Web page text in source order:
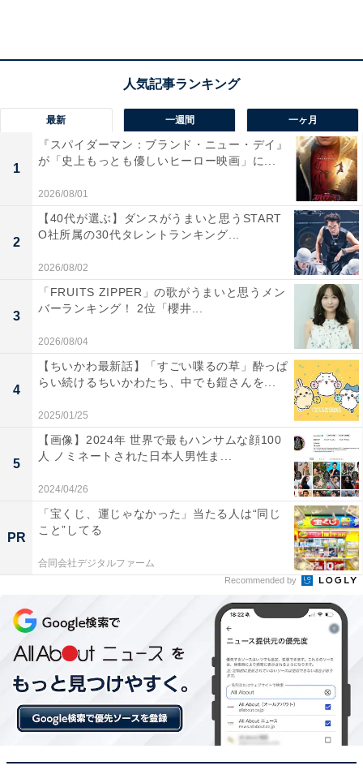
る舞い見事合格しました。
一方、三郎のはからいで、店主・金城順次（志ぃさー）
が切り盛りする沖縄料理店「あまゆ」の二階に下宿する
ことになった暢子。家賃の代わりに店を手伝うのが条件
です。ある晩、店に賢秀がふらりと訪れました。賢秀と
暢子はひしと抱き合って再会を喜びます。「離れていて
も家族」と絆を確かめ合いますが、賢秀の借金問題が発
端となり、長女・良子（川口春奈）は大叔父・賢吉（石
丸謙二郎）から金持ちとの縁談を迫られていました。
そんな良子に、かねてよりアプローチされていた製糖工
場の御曹司・喜納金吾（渡辺大知）から縁談の話がきま
した。良子は想いを寄せる石川博夫（山田裕貴）に相談
しますが、博夫の煮え切らない態度に憤然。良子に好き
な人がいると感づいている暢子や末妹・歌子（上白石萌
そんな中、「フォンターナ」での料理人への道が始まっ
た暢子は、大城から「まずは10日間続けて来ること」と
命じられます。つらくて逃げだすようではやっていけな
いという厳しい指摘に、暢子は「絶対やめません！」と
目を輝かせて宣言するのでした。
最新 一週間 一ヶ月
1
『スパイダーマン：ブランド・ニュー・デイ』
が「史上もっとも優しいヒーロー映画」に...
2026/08/01
2
【40代が選ぶ】ダンスがうまいと思うSTART
O社所属の30代タレントランキング...
2026/08/02
3
「FRUITS ZIPPER」の歌がうまいと思うメン
バーランキング！ 2位「櫻井...
2026/08/04
4
【ちいかわ最新話】「すごい喋るの草」酔っぱ
らい続けるちいかわたち、中でも鎧さんを...
2025/01/25
5
【画像】2024年 世界で最もハンサムな顔100
人 ノミネートされた日本人男性ま...
2024/04/26
PR
「宝くじ、運じゃなかった」当たる人は“同じ
こと”してる
合同会社デジタルファーム
Recommended by